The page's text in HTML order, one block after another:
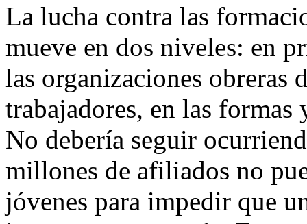
La lucha contra las
mueve en dos niveles: en
las organizaciones obreras
trabajadores, en las formas
No debería seguir
millones de afiliados no
jóvenes para impedir que